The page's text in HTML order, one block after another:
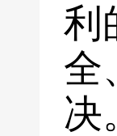
利
全
决